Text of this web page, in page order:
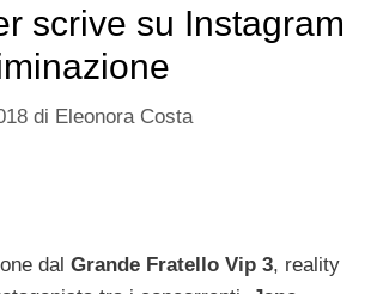
scrive su Instagram
di Eleonora Costa
dal Grande Fratello Vip 3, reality